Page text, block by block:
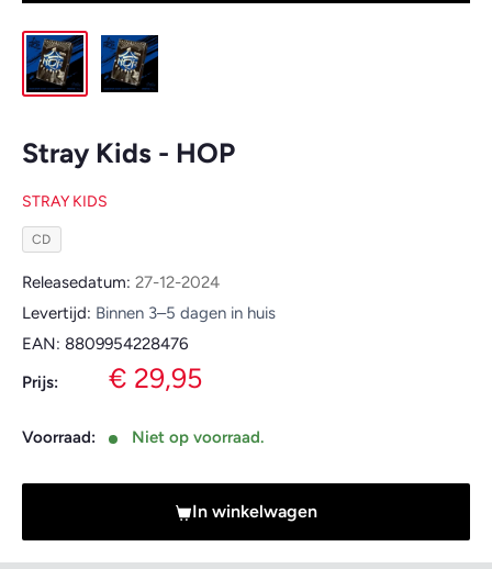
Stray Kids - HOP
STRAY KIDS
CD
Releasedatum: 27-12-2024
Levertijd: Binnen 3–5 dagen in huis
EAN: 8809954228476
Prijs:
Verkoopprijs
€ 29,95
Voorraad: Niet op voorraad.
In winkelwagen